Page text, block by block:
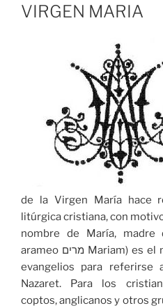
VIRGEN MARIA
de la Virgen María hace
litúrgica cristiana, con
nombre de María, madre
arameo מרים Mariam) es el nombre que se usa en los
evangelios para referirse
Nazaret. Para los
coptos, anglicanos y otros